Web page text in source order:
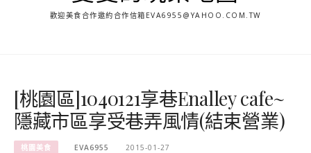
歡迎美食合作邀約合作信箱 EVA6955@YAHOO.COM.TW
[桃園區]1040121享巷Enalley cafe~
隱藏市區享受巷弄風情(結束營業)
桃園美食 EVA6955 2015-01-27